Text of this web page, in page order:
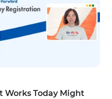
& the Product
MFV from People
Works Today Might